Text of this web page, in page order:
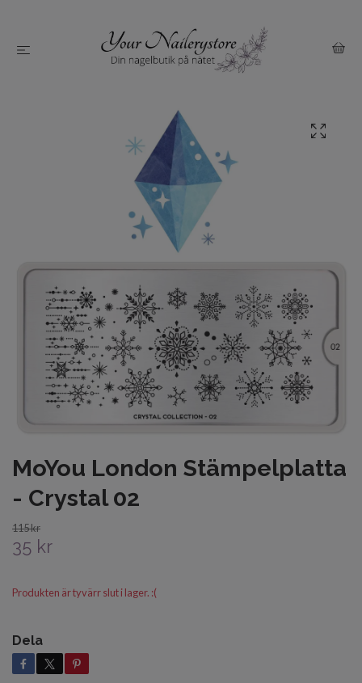
MoYou London Stämpelplatta
- Crystal 02
115 kr
35 kr
Produkten är tyvärr slut i lager. :(
Dela